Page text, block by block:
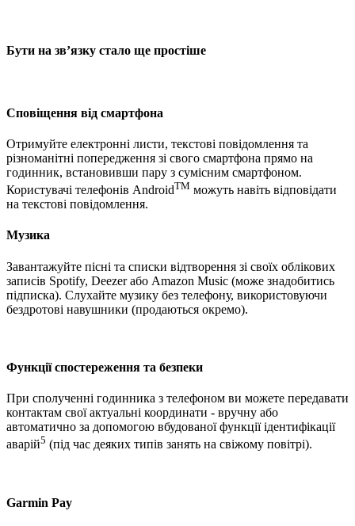
Бути на зв’язку стало ще простіше
Сповіщення від смартфона
Отримуйте електронні листи, текстові повідомлення та
різноманітні попередження зі свого смартфона прямо на
годинник, встановивши пару з сумісним смартфоном.
Користувачі телефонів AndroidTM можуть навіть відповідати
на текстові повідомлення.
Музика
Завантажуйте пісні та списки відтворення зі своїх облікових
записів Spotify, Deezer або Amazon Music (може знадобитись
підписка). Слухайте музику без телефону, використовуючи
бездротові навушники (продаються окремо).
Функції спостереження та безпеки
При сполученні годинника з телефоном ви можете передавати
контактам свої актуальні координати - вручну або
автоматично за допомогою вбудованої функції ідентифікації
аварій5 (під час деяких типів занять на свіжому повітрі).
Garmin Pay